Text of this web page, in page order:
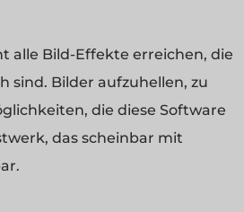
alle Bild-Effekte erreichen, die
sind. Bilder aufzuhellen, zu
die diese Software
das scheinbar mit